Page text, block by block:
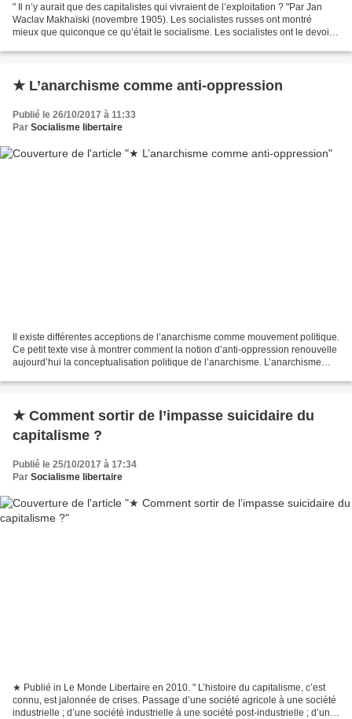
" Il n’y aurait que des capitalistes qui vivraient de l’exploitation ? "Par Jan
Waclav Makhaïski (novembre 1905). Les socialistes russes ont montré
mieux que quiconque ce qu’était le socialisme. Les socialistes ont le devoir
★ L’anarchisme comme anti-oppression
Publié le 26/10/2017 à 11:33
Par Socialisme libertaire
Il existe différentes acceptions de l’anarchisme comme mouvement politique.
Ce petit texte vise à montrer comment la notion d’anti-oppression renouvelle
aujourd’hui la conceptualisation politique de l’anarchisme. L’anarchisme
★ Comment sortir de l’impasse suicidaire du
capitalisme ?
Publié le 25/10/2017 à 17:34
Par Socialisme libertaire
★ Publié in Le Monde Libertaire en 2010. " L’histoire du capitalisme, c’est
connu, est jalonnée de crises. Passage d’une société agricole à une société
industrielle ; d’une société industrielle à une société post-industrielle ; d’un